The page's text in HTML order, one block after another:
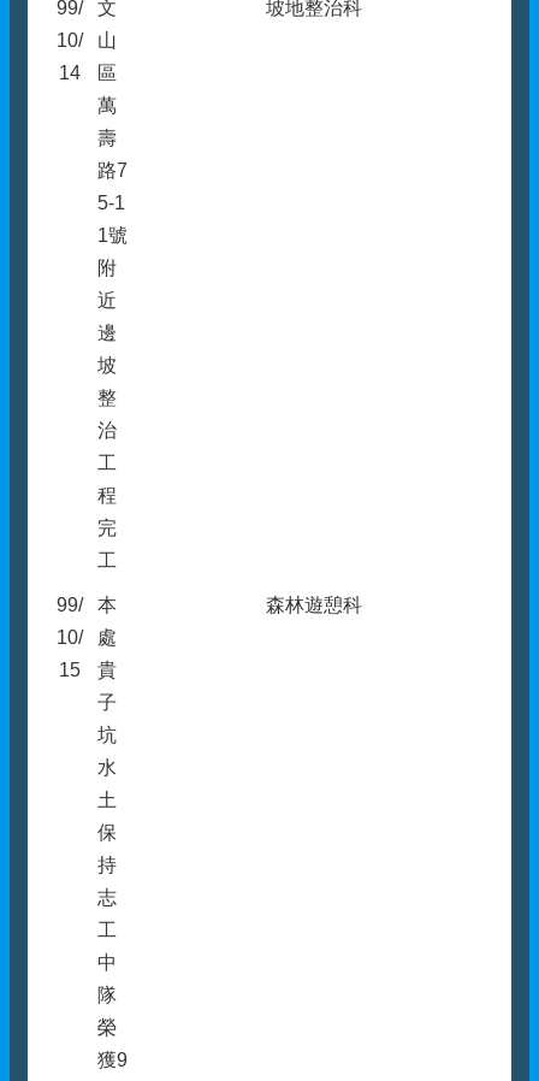
99/
10/
14
文
山
區
萬
壽
路7
5-1
1號
附
近
邊
坡
整
治
工
程
完
工
坡地整治科
99/
10/
15
本
處
貴
子
坑
水
土
保
持
志
工
中
隊
榮
獲9
森林遊憩科